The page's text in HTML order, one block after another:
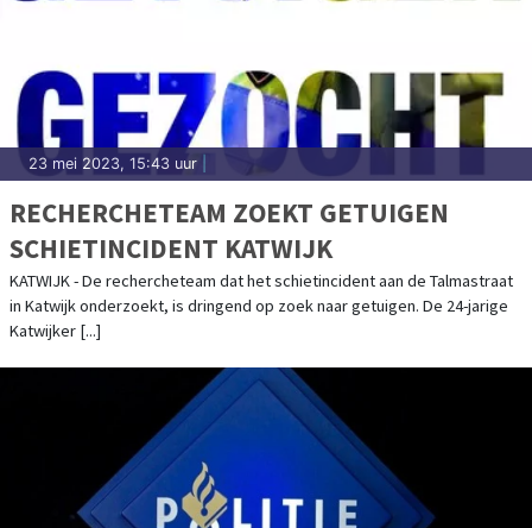
23 mei 2023, 15:43 uur
RECHERCHETEAM ZOEKT GETUIGEN
SCHIETINCIDENT KATWIJK
KATWIJK - De rechercheteam dat het schietincident aan de Talmastraat
in Katwijk onderzoekt, is dringend op zoek naar getuigen. De 24-jarige
Katwijker [...]